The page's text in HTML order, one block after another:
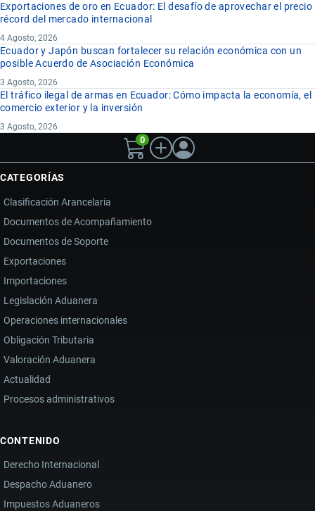
Exportaciones de oro en Ecuador: El desafío de aprovechar el precio
récord del mercado internacional
4 Agosto, 2026
Ecuador y Japón buscan fortalecer su relación económica con un
posible Acuerdo de Asociación Económica
3 Agosto, 2026
El tráfico ilegal de armas en Ecuador: Cómo impacta la economía, el
comercio exterior y la inversión
3 Agosto, 2026
0
CATEGORÍAS
Clasificación Arancelaria
Documentos de Acompañamiento
Documentos de Soporte
Exportaciones
Importaciones
Legislación Aduanera
Operaciones internacionales
Obligación Tributaria
Valoración Aduanera
Actualidad
Procesos administrativos
CONTENIDO
Derecho Internacional
Despacho Aduanero
Impuestos Aduaneros